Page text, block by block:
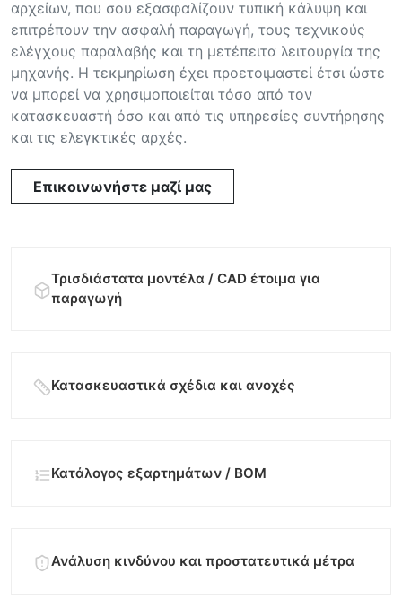
αρχείων, που σου εξασφαλίζουν τυπική κάλυψη και
επιτρέπουν την ασφαλή παραγωγή, τους τεχνικούς
ελέγχους παραλαβής και τη μετέπειτα λειτουργία της
μηχανής. Η τεκμηρίωση έχει προετοιμαστεί έτσι ώστε
να μπορεί να χρησιμοποιείται τόσο από τον
κατασκευαστή όσο και από τις υπηρεσίες συντήρησης
και τις ελεγκτικές αρχές.
Επικοινωνήστε μαζί μας
Τρισδιάστατα μοντέλα / CAD έτοιμα για
παραγωγή
Κατασκευαστικά σχέδια και ανοχές
Κατάλογος εξαρτημάτων / BOM
Ανάλυση κινδύνου και προστατευτικά μέτρα